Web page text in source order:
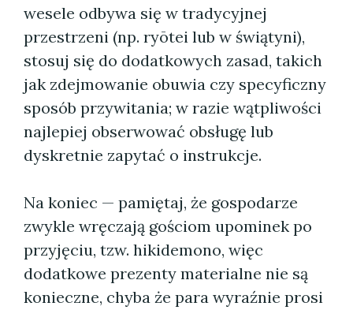
wesele odbywa się w tradycyjnej
przestrzeni (np. ryōtei lub w świątyni),
stosuj się do dodatkowych zasad, takich
jak zdejmowanie obuwia czy specyficzny
sposób przywitania; w razie wątpliwości
najlepiej obserwować obsługę lub
dyskretnie zapytać o instrukcje.
Na koniec — pamiętaj, że gospodarze
zwykle wręczają gościom upominek po
przyjęciu, tzw. hikidemono, więc
dodatkowe prezenty materialne nie są
konieczne, chyba że para wyraźnie prosi